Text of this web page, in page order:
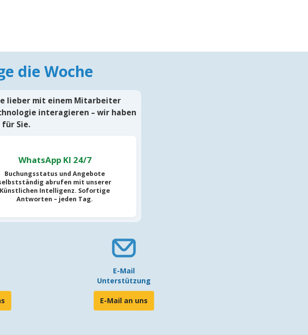
die Woche
lieber mit einem Mitarbeiter
interagieren – wir haben
für Sie.
WhatsApp KI 24/7
Buchungsstatus und Angebote
abrufen mit unserer
Künstlichen Intelligenz. Sofortige
Antworten – jeden Tag.
E-Mail
Unterstützung
E-Mail an uns